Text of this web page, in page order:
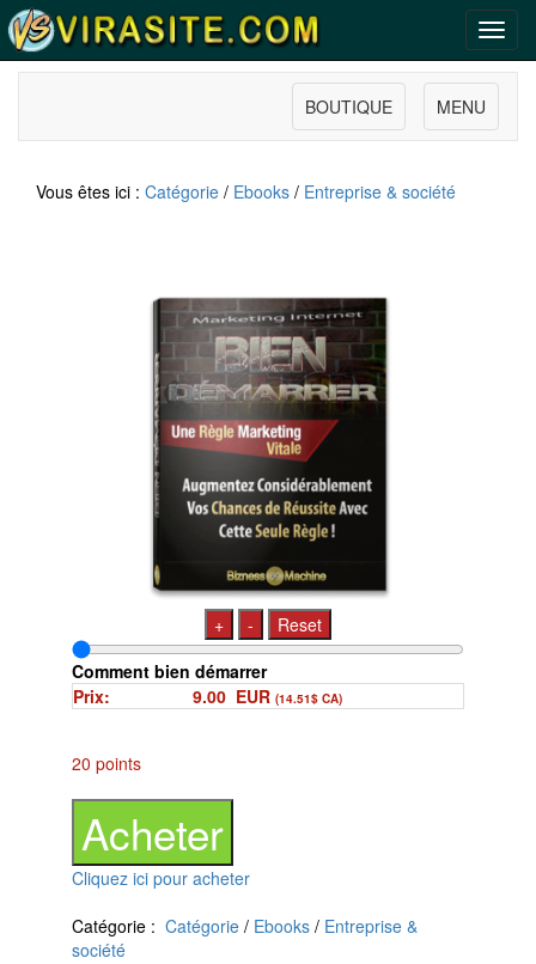
MENU
BOUTIQUE
Vous êtes ici : Catégorie / Ebooks / Entreprise & société
+ -
Reset
Comment bien démarrer
Prix:
9.00 EUR (14.51$ CA)
20 points
Cliquez ici pour acheter
Catégorie : Catégorie / Ebooks / Entreprise &
société